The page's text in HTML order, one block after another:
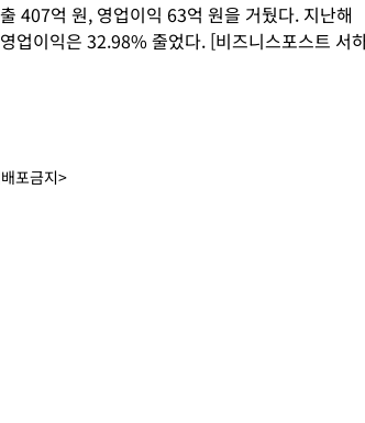
407억 원, 영업이익 63억 원을 거뒀다. 지난해
업이익은 32.98% 줄었다. [비즈니스포스트 서
포금지>